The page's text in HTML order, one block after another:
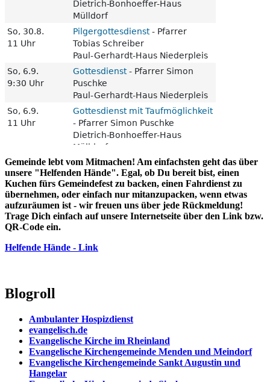
Gemeinde lebt vom Mitmachen! Am einfachsten geht das über
unsere "Helfenden Hände". Egal, ob Du bereit bist, einen
Kuchen fürs Gemeindefest zu backen, einen Fahrdienst zu
übernehmen, oder einfach nur mitanzupacken, wenn etwas
aufzuräumen ist - wir freuen uns über jede Rückmeldung!
Trage Dich einfach auf unsere Internetseite über den Link bzw.
QR-Code ein.
Helfende Hände - Link
Blogroll
Ambulanter Hospizdienst
evangelisch.de
Evangelische Kirche im Rheinland
Evangelische Kirchengemeinde Menden und Meindorf
Evangelische Kirchengemeinde Sankt Augustin und
Hangelar